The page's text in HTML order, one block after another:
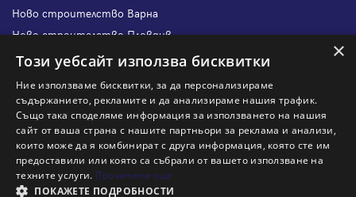
Ново строителство Варна
Ново строителство Пловдив
Ново строителство Бургас
Защо да отдам имот с Адрес?
Наши офиси
Кариери
Кои сме ние?
Франчайз
×
Този уебсайт използва бисквитки
Ние използваме бисквитки, за да персонализираме
съдържанието, рекламите и да анализираме нашия трафик.
Също така споделяме информация за използването на нашия
сайт от ваша страна с нашите партньори за реклама и анализи,
които може да я комбинират с друга информация, която сте им
предоставили или която са събрали от вашето използване на
техните услуги. Прочетете още
ПОКАЖЕТЕ ПОДРОБНОСТИ